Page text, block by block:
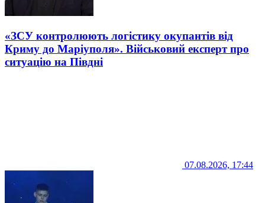
«ЗСУ контролюють логістику окупантів від
Криму до Маріуполя». Військовий експерт про
ситуацію на Півдні
07.08.2026, 17:44